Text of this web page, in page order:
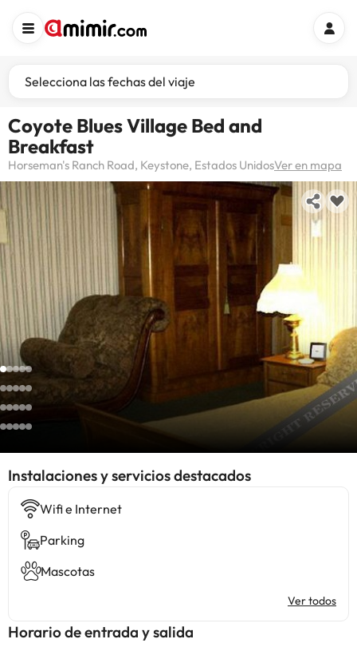
Selecciona las fechas del viaje
Coyote Blues Village Bed and
Breakfast
Horseman's Ranch Road, Keystone, Estados UnidosVer en mapa
Instalaciones y servicios destacados
Wifi e Internet
Parking
Mascotas
Ver todos
Horario de entrada y salida